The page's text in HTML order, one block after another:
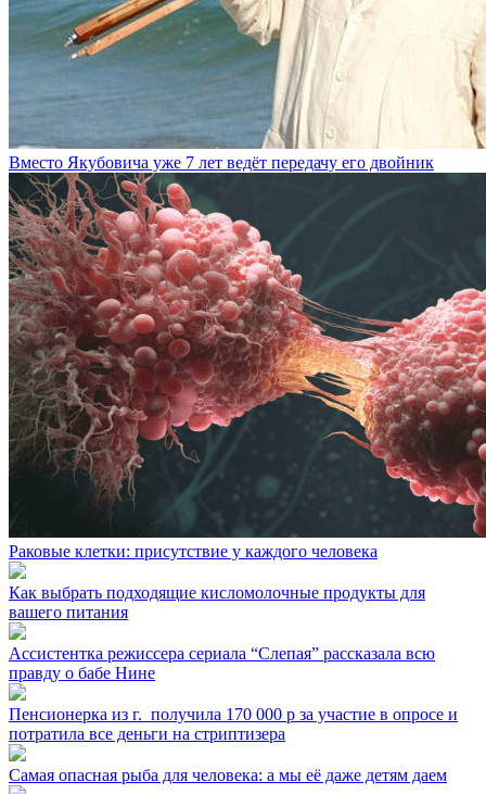
Вместо Якубовича уже 7 лет ведёт передачу его двойник
Раковые клетки: присутствие у каждого человека
Как выбрать подходящие кисломолочные продукты для
вашего питания
Ассистентка режиссера сериала “Слепая” рассказала всю
правду о бабе Нине
Пенсионерка из г. ⁣ получила 170 000 р за участие в опросе и
потратила все деньги на стриптизера
Самая опасная рыба для человека: а мы её даже детям даем